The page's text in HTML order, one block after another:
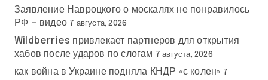
Заявление Навроцкого о москалях не понравилось
РФ — видео 7 августа, 2026
Wildberries привлекает партнеров для открытия
хабов после ударов по слогам 7 августа, 2026
как война в Украине подняла КНДР «с колен» 7